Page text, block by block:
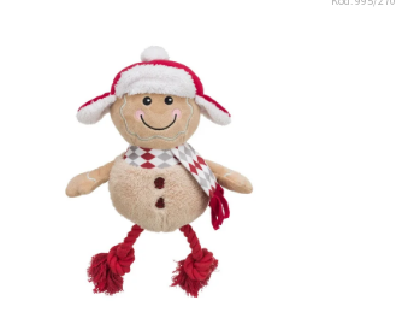
Přihlašte se k odběru novinek a
získejte 5 % slevu na první nákup :)